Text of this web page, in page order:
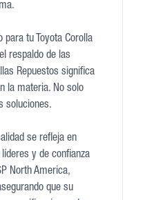
para tu Toyota Corolla
respaldo de las
Repuestos significa
la materia. No solo
soluciones.
se refleja en
y de confianza
North America,
que su